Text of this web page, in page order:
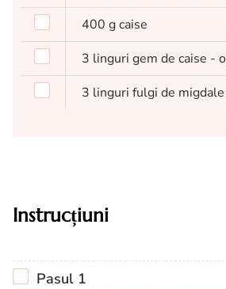
400 gcaise
3 linguri gem de caise -
3 linguri fulgi de migdale
Instrucțiuni
Pasul 1